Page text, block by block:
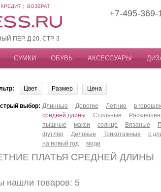
КРЕДИТ ВОЗВРАТ
ПЕР, Д 20, СТР. 3
+7-495-369-
СУМКИ ОБУВЬ АКСЕССУАРЫ
Цвет Размер Цена
выбор: Длинные Дорогие Летние в горошек
средней длины
Стильные
пышные
макси солнце Вязаные
футляр
Деловые Трикотажные с
на новый год
миди
ПЛАТЬЯ СРЕДНЕЙ ДЛИНЫ
нашли товаров: 5